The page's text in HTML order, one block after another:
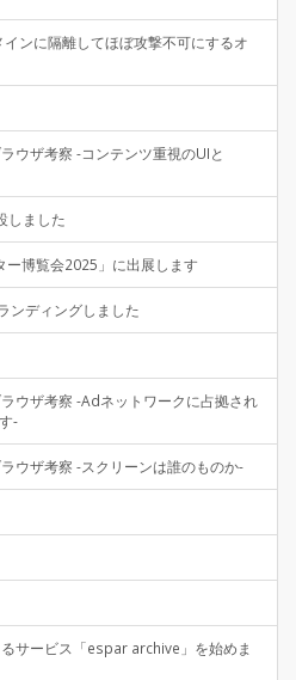
ンに隔離してほぼ攻撃不可にするオ
ウザ考察 -コンテンツ重視のUIと
しました
ー博覧会2025」に出展します
ンディングしました
ウザ考察 -Adネットワークに占拠され
-
ウザ考察 -スクリーンは誰のものか-
サービス「espar archive」を始めま